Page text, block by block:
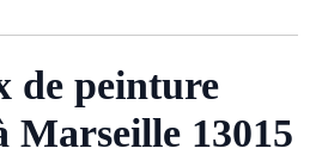
de peinture
Marseille 13015